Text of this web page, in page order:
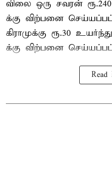
விலை ஒரு சவரன் ரூ.240
க்கு விற்பனை
கிராமுக்கு ரூ.30
க்கு விற்பனை
Read